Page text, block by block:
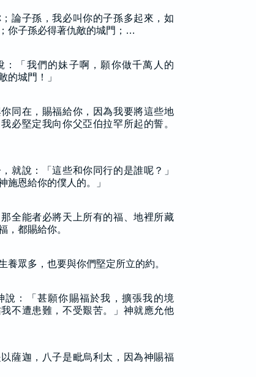
論子孫，我必叫你的子孫多起來，如
你子孫必得著仇敵的城門；…
：「我們的妹子啊，願你做千萬人的
的城門！」
同在，賜福給你，因為我要將這些地
必堅定我向你父亞伯拉罕所起的誓。
就說：「這些和你同行的是誰呢？」
施恩給你的僕人的。」
全能者必將天上所有的福、地裡所藏
，都賜給你。
養眾多，也要與你們堅定所立的約。
說：「甚願你賜福於我，擴張我的境
不遭患難，不受艱苦。」神就應允他
薩迦，八子是毗烏利太，因為神賜福